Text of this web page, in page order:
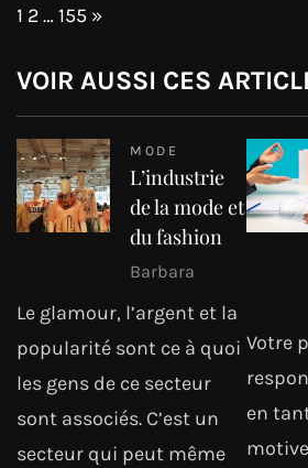
Page:
1 2…155 Next
»
VOIR AUSSI CES
MODE
L’industrie
de la mode et
du fashion
Barbara
Le glamour, l’argent et la
popularité sont ce à quoi
les gens de ce secteur
sont associés. C’est un
secteur qui peut même
Votre
en